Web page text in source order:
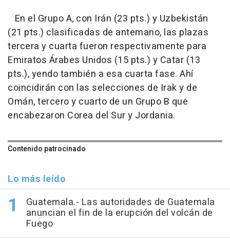
En el Grupo A, con Irán (23 pts.) y Uzbekistán
(21 pts.) clasificadas de antemano, las plazas
tercera y cuarta fueron respectivamente para
Emiratos Árabes Unidos (15 pts.) y Catar (13
pts.), yendo también a esa cuarta fase. Ahí
coincidirán con las selecciones de Irak y de
Omán, tercero y cuarto de un Grupo B que
encabezaron Corea del Sur y Jordania.
Contenido patrocinado
Lo más leído
Guatemala.- Las autoridades de Guatemala
anuncian el fin de la erupción del volcán de
Fuego